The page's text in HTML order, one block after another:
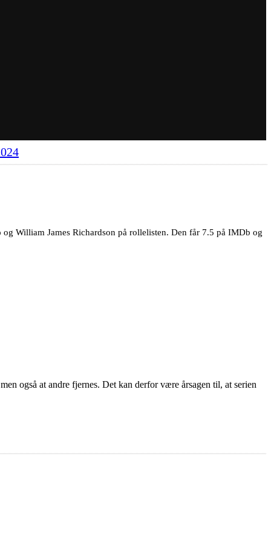
William James Richardson på rollelisten. Den får 7.5 på IMDb og
også at andre fjernes. Det kan derfor være årsagen til, at serien